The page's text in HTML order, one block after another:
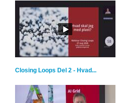
Closing Loops Del 2 - Hvad...